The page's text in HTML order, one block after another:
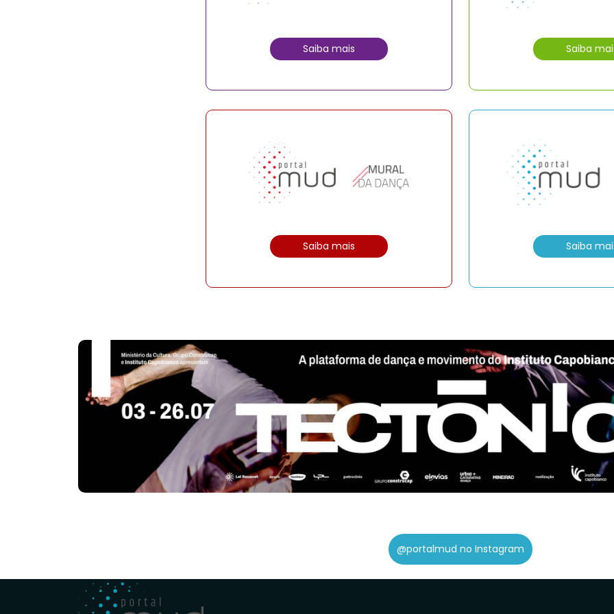
Saiba mais Saiba
Saiba mais Saiba
@portalmud no Instagram